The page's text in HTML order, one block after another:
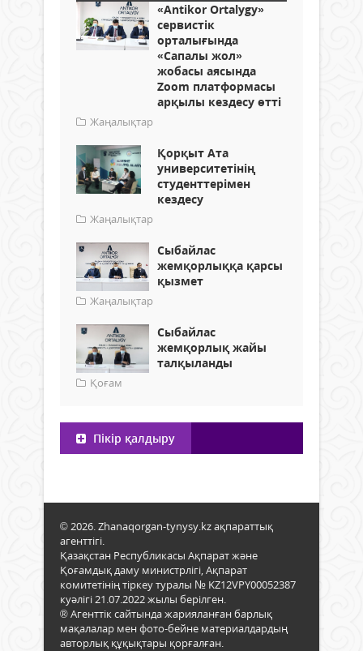
«Antikor Ortalygy»
сервистік
орталығында
«Сапалы жол»
жобасы аясында
Zoom платформасы
арқылы кездесу өтті
Жаңалықтар
Қорқыт Ата
университетінің
студенттерімен
кездесу
Жаңалықтар
Сыбайлас
жемқорлыққа қарсы
қызмет
Жаңалықтар
Сыбайлас
жемқорлық жайы
талқыланды
Қоғам
Пікір қалдыру
© 2026. Zhanaqorgan-tynysy.kz ақпараттық
агенттігі.
Қазақстан Республикасы Ақпарат және
Қоғамдық даму министрлігі, Ақпарат
комитетінің тіркеу туралы № KZ12VPY00052387
куәлігі 21.07.2022 жылы берілген.
® Агенттік сайтында жарияланған барлық
мақалалар мен фото-бейне материалдардың
авторлық құқықтары қорғалған.